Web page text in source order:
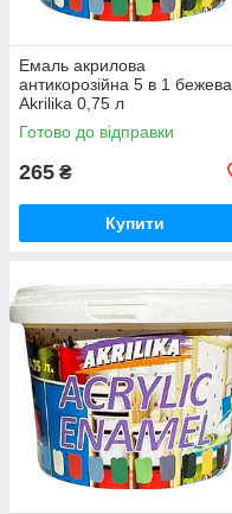
Емаль акрилова
антикорозійна 5 в 1 бежева
Akrilika 0,75 л
Готово до відправки
265 ₴
Купити